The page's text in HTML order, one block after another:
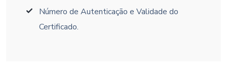
Número de Autenticação e Validade do
Certificado.